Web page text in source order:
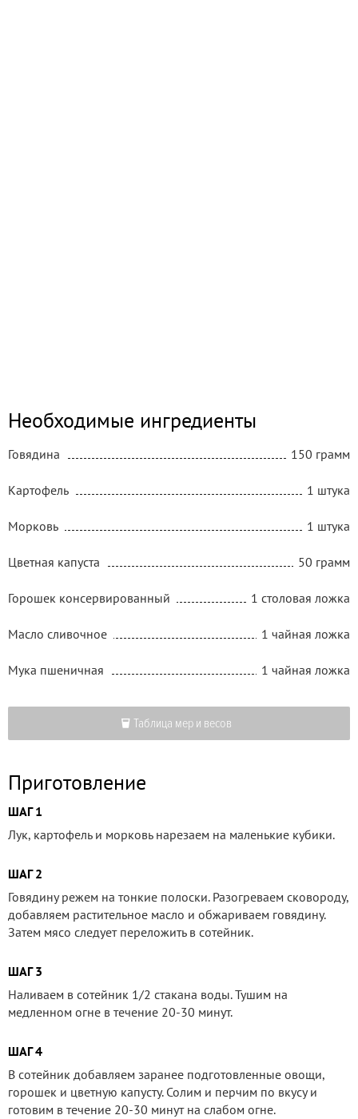
Необходимые ингредиенты
Говядина 150 грамм
Картофель 1 штука
Морковь 1 штука
Цветная капуста 50 грамм
Горошек консервированный 1 столовая ложка
Масло сливочное 1 чайная ложка
Мука пшеничная 1 чайная ложка
Таблица мер и весов
Приготовление
ШАГ 1
Лук, картофель и морковь нарезаем на маленькие кубики.
ШАГ 2
Говядину режем на тонкие полоски. Разогреваем сковороду,
добавляем растительное масло и обжариваем говядину.
Затем мясо следует переложить в сотейник.
ШАГ 3
Наливаем в сотейник 1/2 стакана воды. Тушим на
медленном огне в течение 20-30 минут.
ШАГ 4
В сотейник добавляем заранее подготовленные овощи,
горошек и цветную капусту. Солим и перчим по вкусу и
готовим в течение 20-30 минут на слабом огне.